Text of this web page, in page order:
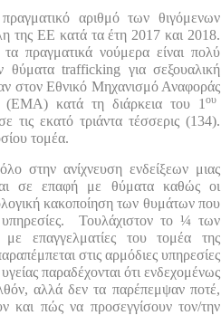
αριθμό των θιγόμενων
της ΕΕ κατά τα έτη 2017 και 2018.
τα πραγματικά νούμερα είναι πολύ
θύματα trafficking για σεξουαλική
στον Εθνικό Μηχανισμό Αναφοράς
(ΕΜΑ) κατά τη διάρκεια του 1ου
τις εκατό τριάντα τέσσερις (134).
τομέα.
στην ανίχνευση ενδείξεων μιας
σε επαφή με θύματα καθώς οι
κακοποίηση των θυμάτων που
υπηρεσίες. Τουλάχιστον το ¼ των
επαγγελματίες του τομέα της
στις αρμόδιες υπηρεσίες
παραδέχονται ότι ενδεχομένως
αλλά δεν τα παρέπεμψαν ποτέ,
και πώς να προσεγγίσουν τον/την